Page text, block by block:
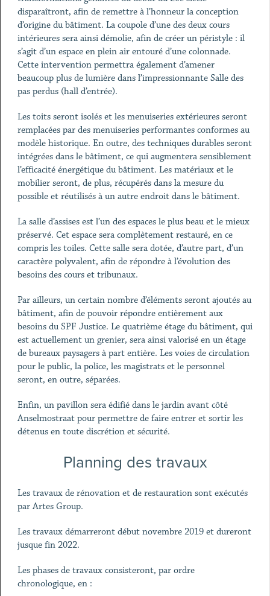
disparaîtront, afin de remettre à l’honneur la conception
d’origine du bâtiment. La coupole d’une des deux cours
intérieures sera ainsi démolie, afin de créer un péristyle : il
s’agit d’un espace en plein air entouré d’une colonnade.
Cette intervention permettra également d’amener
beaucoup plus de lumière dans l’impressionnante Salle des
pas perdus (hall d’entrée).
Les toits seront isolés et les menuiseries extérieures seront
remplacées par des menuiseries performantes conformes au
modèle historique. En outre, des techniques durables seront
intégrées dans le bâtiment, ce qui augmentera sensiblement
l’efficacité énergétique du bâtiment. Les matériaux et le
mobilier seront, de plus, récupérés dans la mesure du
possible et réutilisés à un autre endroit dans le bâtiment.
La salle d’assises est l’un des espaces le plus beau et le mieux
préservé. Cet espace sera complètement restauré, en ce
compris les toiles. Cette salle sera dotée, d’autre part, d’un
caractère polyvalent, afin de répondre à l’évolution des
besoins des cours et tribunaux.
Par ailleurs, un certain nombre d’éléments seront ajoutés au
bâtiment, afin de pouvoir répondre entièrement aux
besoins du SPF Justice. Le quatrième étage du bâtiment, qui
est actuellement un grenier, sera ainsi valorisé en un étage
de bureaux paysagers à part entière. Les voies de circulation
pour le public, la police, les magistrats et le personnel
seront, en outre, séparées.
Enfin, un pavillon sera édifié dans le jardin avant côté
Anselmostraat pour permettre de faire entrer et sortir les
détenus en toute discrétion et sécurité.
Planning des travaux
Les travaux de rénovation et de restauration sont exécutés
par Artes Group.
Les travaux démarreront début novembre 2019 et dureront
jusque fin 2022.
Les phases de travaux consisteront, par ordre
chronologique, en :